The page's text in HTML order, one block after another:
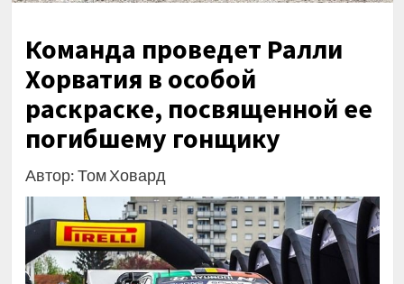
Команда проведет Ралли
Хорватия в особой
раскраске, посвященной ее
погибшему гонщику
Автор: Том Ховард